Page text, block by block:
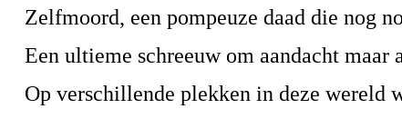
Zelfmoord, een pompeuze daad die nog
Een ultieme schreeuw om aandacht maar
Op verschillende plekken in deze wereld